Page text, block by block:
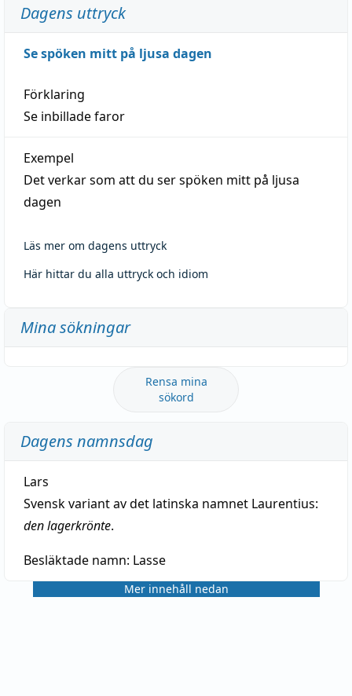
Dagens uttryck
Se spöken mitt på ljusa dagen
Förklaring
Se inbillade faror
Exempel
Det verkar som att du ser spöken mitt på ljusa
dagen
Läs mer om dagens uttryck
Här hittar du alla uttryck och idiom
Mina sökningar
Rensa mina
sökord
Dagens namnsdag
Lars
Svensk variant av det latinska namnet Laurentius:
den lagerkrönte.
Besläktade namn: Lasse
Mer innehåll nedan